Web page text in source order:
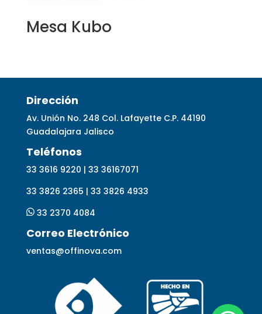
Mesa Kubo
Dirección
Av. Unión No. 248 Col. Lafayette C.P. 44190
Guadalajara Jalisco
Teléfonos
33 3616 9220 | 33 36167071
33 3826 2365 | 33 3826 4933
33 2370 4084
Correo Electrónico
ventas@offinova.com